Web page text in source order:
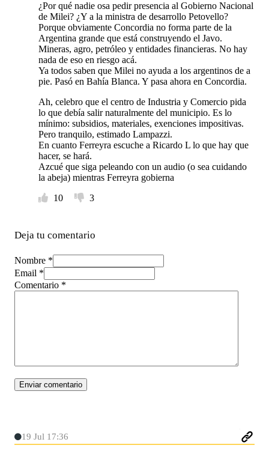
¿Por qué nadie osa pedir presencia al Gobierno Nacional
de Milei? ¿Y a la ministra de desarrollo Petovello?
Porque obviamente Concordia no forma parte de la
Argentina grande que está construyendo el Javo.
Mineras, agro, petróleo y entidades financieras. No hay
nada de eso en riesgo acá.
Ya todos saben que Milei no ayuda a los argentinos de a
pie. Pasó en Bahía Blanca. Y pasa ahora en Concordia.
Ah, celebro que el centro de Industria y Comercio pida
lo que debía salir naturalmente del municipio. Es lo
mínimo: subsidios, materiales, exenciones impositivas.
Pero tranquilo, estimado Lampazzi.
En cuanto Ferreyra escuche a Ricardo L lo que hay que
hacer, se hará.
Azcué que siga peleando con un audio (o sea cuidando
la abeja) mientras Ferreyra gobierna
10
3
Deja tu comentario
Nombre *
Email *
Comentario *
19 Jul 17:36